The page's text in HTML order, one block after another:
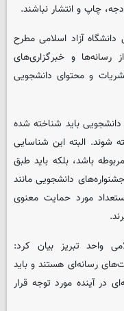
چاپ و انتشار نباشند.
آزاد اسلامی مطرح
رسانه‌ها و خبرگزاری‌های
و محتوای دانشجویی
دانشجویی باید شناخته شده
شوند. البته این شناسایی
باشد، بلکه باید طبق
دانشجویی مانند
مورد حمایت معنوی
واحد تبریز بیان کرد:
رسانه‌ای هستند و باید
در آینده مورد توجه قرار